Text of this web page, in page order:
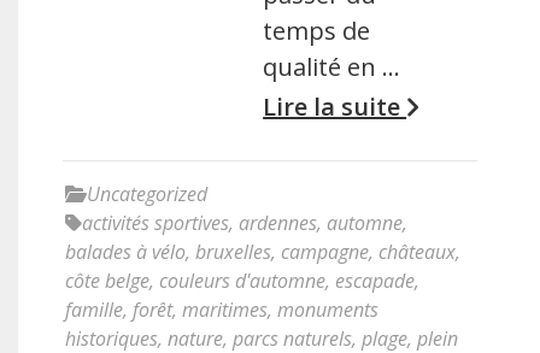
temps de
qualité en …
Lire la suite
Uncategorized
activités sportives, ardennes, automne,
balades à vélo, bruxelles, campagne, châteaux,
côte belge, couleurs d'automne, escapade,
famille, forêt, maritimes, monuments
historiques, nature, parcs naturels, plage, plein